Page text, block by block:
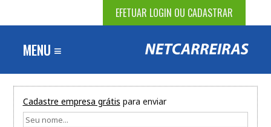
EFETUAR LOGIN OU CADASTRAR
MENU ≡
Cadastre empresa grátis para enviar